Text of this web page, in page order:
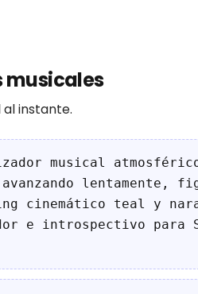
musicales
instante.
musical
lentamente,
cinemático teal y
e introspectivo para